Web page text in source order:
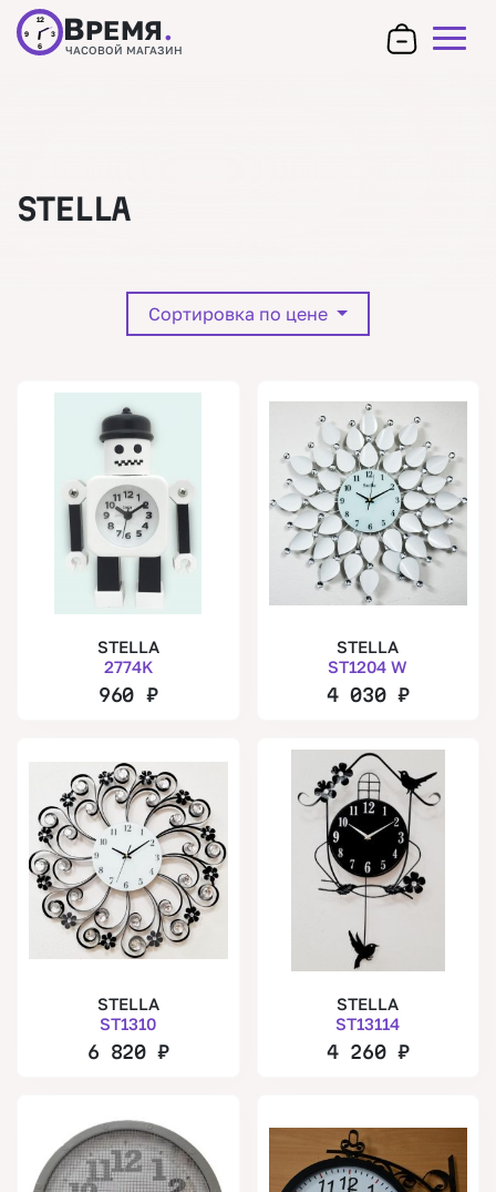
12
3
6
9 ВРЕМЯ.
ЧАСОВОЙ МАГАЗИН
STELLA
Сортировка по цене
STELLA
2774K
960 ₽
STELLA
ST1204 W
4 030 ₽
STELLA
ST1310
6 820₽
STELLA
ST13114
4 260 ₽